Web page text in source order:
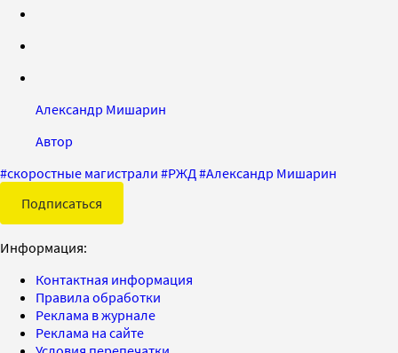
Александр Мишарин
Автор
#скоростные магистрали #РЖД #Александр Мишарин
Подписаться
Информация:
Контактная информация
Правила обработки
Реклама в журнале
Реклама на сайте